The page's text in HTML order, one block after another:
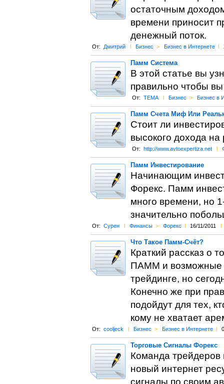
остаточным
времени приносит
денежный поток.
От: Дмитрий l Бизнес > Бизнес в Интернете l
Памм Система
В этой статье вы
правильно чтобы
От: TEMA l Бизнес > Бизнес в
Памм Счета Миф Или
Стоит ли
высокого дохода
От: http://www.avtoexpertiza.net l
Памм Инвестирование
Начинающим
Форекс. Памм
много времени, но
значительно
От: Сурен l Финансы > Форекс l 16/11/2011 l
Что Такое Памм-Счёт?
Краткий рассказ о
ПАММ и возможные
трейдинге, но
Конечно же при
подойдут для тех,
кому не хватает
От: cooljeck l Бизнес > Бизнес в Интернете l
Торговые Сигналы Форекс
Команда трейдеров
новый интернет
сигналы по своим